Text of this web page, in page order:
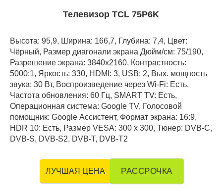
Телевизор TCL 75P6K
Высота: 95,9, Ширина: 166,7, Глубина: 7,4, Цвет:
Чёрный, Размер диагонали экрана Дюйм/см: 75/190,
Разрешение экрана: 3840x2160, Контрастность:
5000:1, Яркость: 330, HDMI: 3, USB: 2, Вых. мощность
звука: 30 Вт, Воспроизведение через Wi-Fi: Есть,
Частота обновления: 60 Гц, SMART TV: Есть,
Операционная система: Google TV, Голосовой
помощник: Google Ассистент, Формат экрана: 16:9,
HDR 10: Есть, Размер VESA: 300 х 300, Тюнер: DVB-C,
DVB-S, DVB-S2, DVB-T, DVB-T2
ЛУЧШАЯ ЦЕНА РАССРОЧКА